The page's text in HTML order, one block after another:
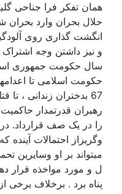
همان تفکر فرا جناحی
حلال بحران وارد بحران
انگشت گذاری روی
و نیز داشتن وجه
سال حکومت جمهوری
67 بدختران زندانی ،
رهبران قدرتمدار
را در یک صف قرارداد.
وگریزاز احتمالات
میتواند بر او وسایرین
ل و مورد مواخذه قرار
پناه برد . برخلاف